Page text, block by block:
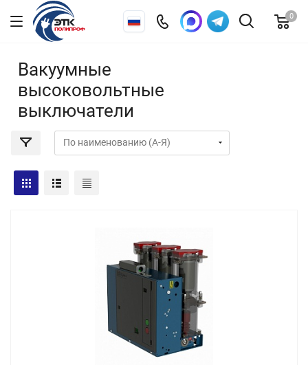
0
Вакуумные
высоковольтные
выключатели